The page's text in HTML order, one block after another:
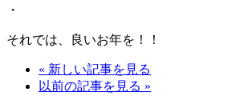
・
それでは、良いお年を！！
« 新しい記事を見る
以前の記事を見る »